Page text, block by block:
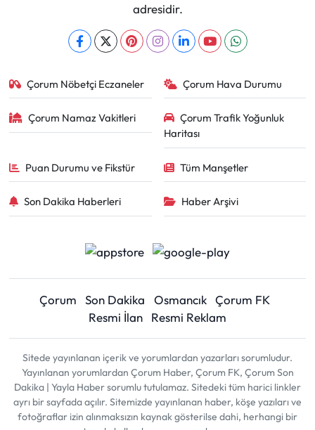
adresidir.
Çorum Nöbetçi Eczaneler Çorum Hava Durumu
Çorum Namaz Vakitleri
Çorum Trafik Yoğunluk
Haritası
Puan Durumu ve Fikstür Tüm Manşetler
Son Dakika Haberleri Haber Arşivi
Çorum Son Dakika Osmancık Çorum FK
Resmi İlan
Resmi Reklam
Sitede yayınlanan içerik ve yorumlardan yazarları sorumludur.
Yayınlanan yorumlardan Çorum Haber, Çorum FK, Çorum Son
Dakika | Yayla Haber sorumlu tutulamaz. Sitedeki tüm harici linkler
ayrı bir sayfada açılır. Sitemizde yayınlanan haber, köşe yazıları ve
fotoğraflar izin alınmaksızın kaynak gösterilse dahi, herhangi bir